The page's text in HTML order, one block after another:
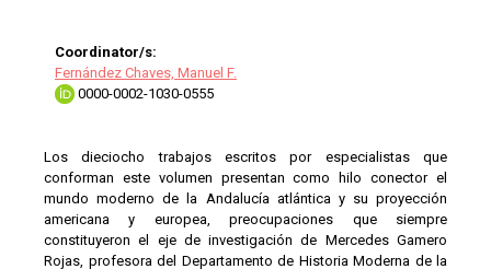
Coordinator/s:
Fernández Chaves, Manuel F.
0000-0002-1030-0555
Los dieciocho trabajos escritos por especialistas que
conforman este volumen presentan como hilo conector el
mundo moderno de la Andalucía atlántica y su proyección
americana y europea, preocupaciones que siempre
constituyeron el eje de investigación de Mercedes Gamero
Rojas, profesora del Departamento de Historia Moderna de la